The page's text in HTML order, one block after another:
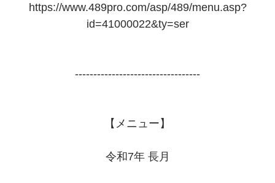
https://www.489pro.com/asp/489/menu.asp?
id=41000022&ty=ser
----------------------------------
【メニュー】
令和7年 長月